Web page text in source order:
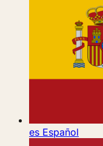
es Español